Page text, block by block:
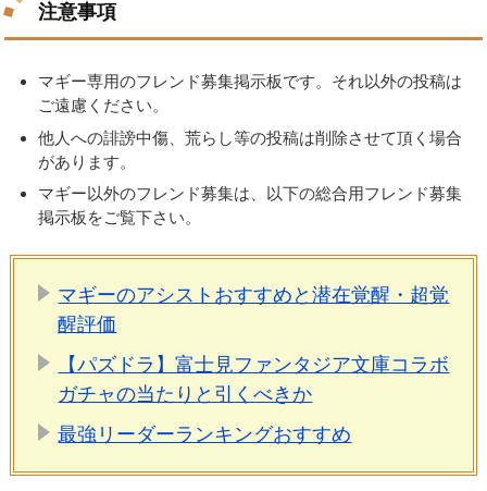
注意事項
マギー専用のフレンド募集掲示板です。それ以外の投稿は
ご遠慮ください。
他人への誹謗中傷、荒らし等の投稿は削除させて頂く場合
があります。
マギー以外のフレンド募集は、以下の総合用フレンド募集
掲示板をご覧下さい。
マギーのアシストおすすめと潜在覚醒・超覚
醒評価
【パズドラ】富士見ファンタジア文庫コラボ
ガチャの当たりと引くべきか
最強リーダーランキングおすすめ